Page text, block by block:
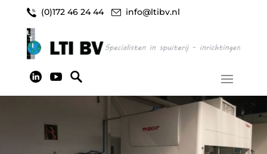
(0)172 46 24 44 info@ltibv.nl